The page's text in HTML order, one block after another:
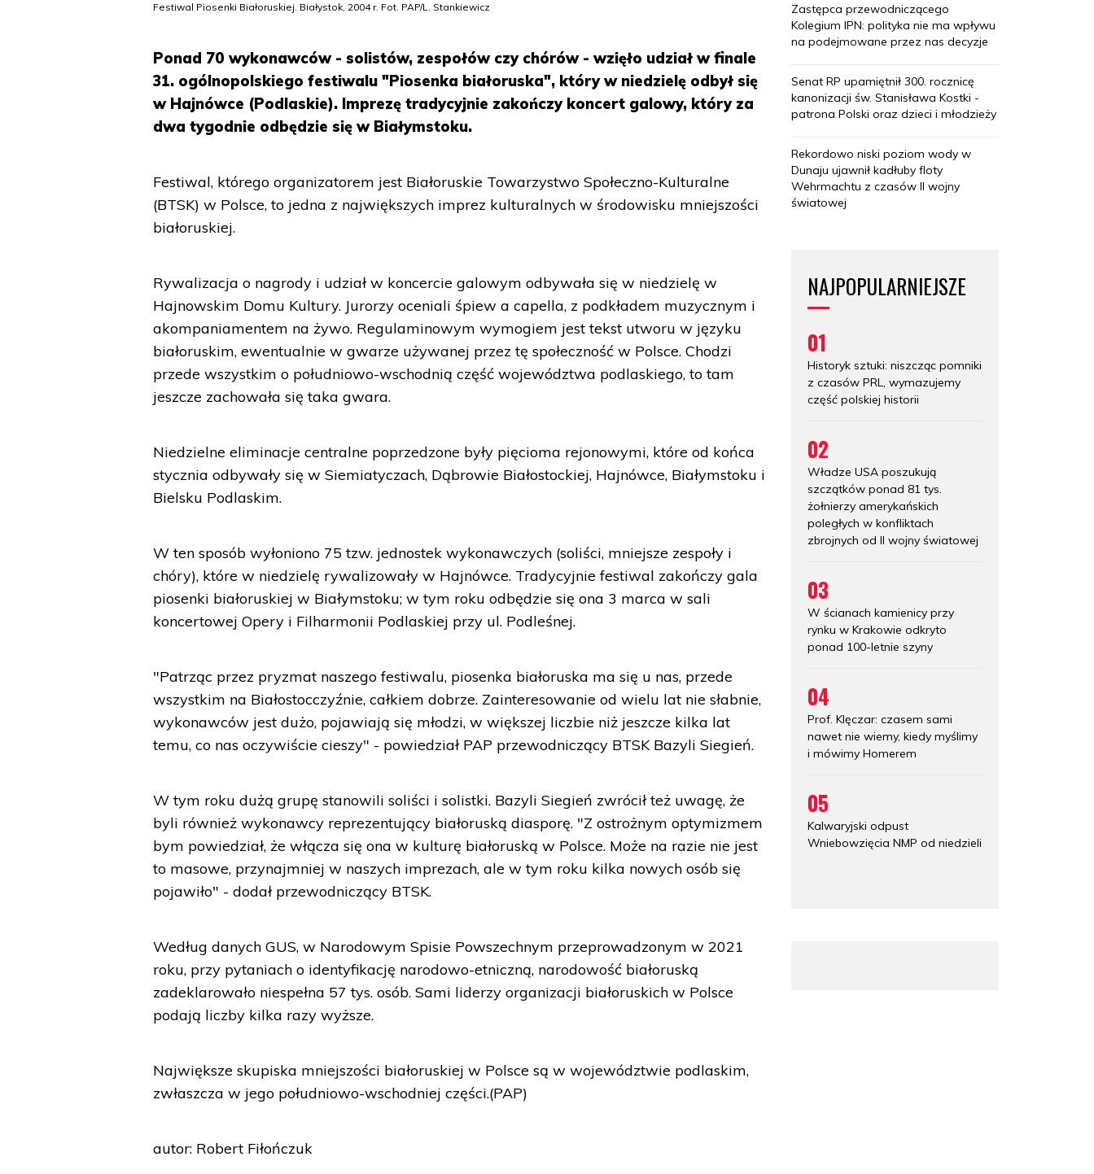
Festiwal Piosenki Białoruskiej. Białystok, 2004 r. Fot. PAP/L. Stankiewicz
Ponad 70 wykonawców - solistów, zespołów czy chórów - wzięło udział w finale
31. ogólnopolskiego festiwalu "Piosenka białoruska", który w niedzielę odbył się
w Hajnówce (Podlaskie). Imprezę tradycyjnie zakończy koncert galowy, który za
dwa tygodnie odbędzie się w Białymstoku.
Festiwal, którego organizatorem jest Białoruskie Towarzystwo Społeczno-Kulturalne
(BTSK) w Polsce, to jedna z największych imprez kulturalnych w środowisku mniejszości
białoruskiej.
Rywalizacja o nagrody i udział w koncercie galowym odbywała się w niedzielę w
Hajnowskim Domu Kultury. Jurorzy oceniali śpiew a capella, z podkładem muzycznym i
akompaniamentem na żywo. Regulaminowym wymogiem jest tekst utworu w języku
białoruskim, ewentualnie w gwarze używanej przez tę społeczność w Polsce. Chodzi
przede wszystkim o południowo-wschodnią część województwa podlaskiego, to tam
jeszcze zachowała się taka gwara.
Niedzielne eliminacje centralne poprzedzone były pięcioma rejonowymi, które od końca
stycznia odbywały się w Siemiatyczach, Dąbrowie Białostockiej, Hajnówce, Białymstoku i
Bielsku Podlaskim.
W ten sposób wyłoniono 75 tzw. jednostek wykonawczych (soliści, mniejsze zespoły i
chóry), które w niedzielę rywalizowały w Hajnówce. Tradycyjnie festiwal zakończy gala
piosenki białoruskiej w Białymstoku; w tym roku odbędzie się ona 3 marca w sali
koncertowej Opery i Filharmonii Podlaskiej przy ul. Podleśnej.
"Patrząc przez pryzmat naszego festiwalu, piosenka białoruska ma się u nas, przede
wszystkim na Białostocczyźnie, całkiem dobrze. Zainteresowanie od wielu lat nie słabnie,
wykonawców jest dużo, pojawiają się młodzi, w większej liczbie niż jeszcze kilka lat
temu, co nas oczywiście cieszy" - powiedział PAP przewodniczący BTSK Bazyli Siegień.
W tym roku dużą grupę stanowili soliści i solistki. Bazyli Siegień zwrócił też uwagę, że
byli również wykonawcy reprezentujący białoruską diasporę. "Z ostrożnym optymizmem
bym powiedział, że włącza się ona w kulturę białoruską w Polsce. Może na razie nie jest
to masowe, przynajmniej w naszych imprezach, ale w tym roku kilka nowych osób się
pojawiło" - dodał przewodniczący BTSK.
Według danych GUS, w Narodowym Spisie Powszechnym przeprowadzonym w 2021
roku, przy pytaniach o identyfikację narodowo-etniczną, narodowość białoruską
zadeklarowało niespełna 57 tys. osób. Sami liderzy organizacji białoruskich w Polsce
podają liczby kilka razy wyższe.
Największe skupiska mniejszości białoruskiej w Polsce są w województwie podlaskim,
zwłaszcza w jego południowo-wschodniej części.(PAP)
autor: Robert Fiłończuk
Zastępca przewodniczącego
Kolegium IPN: polityka nie ma wpływu
na podejmowane przez nas decyzje
Senat RP upamiętnił 300. rocznicę
kanonizacji św. Stanisława Kostki -
patrona Polski oraz dzieci i młodzieży
Rekordowo niski poziom wody w
Dunaju ujawnił kadłuby floty
Wehrmachtu z czasów II wojny
światowej
NAJPOPULARNIEJSZE
01
Historyk sztuki: niszcząc pomniki
z czasów PRL, wymazujemy
część polskiej historii
02
Władze USA poszukują
szczątków ponad 81 tys.
żołnierzy amerykańskich
poległych w konfliktach
zbrojnych od II wojny światowej
03
W ścianach kamienicy przy
rynku w Krakowie odkryto
ponad 100-letnie szyny
04
Prof. Klęczar: czasem sami
nawet nie wiemy, kiedy myślimy
i mówimy Homerem
05
Kalwaryjski odpust
Wniebowzięcia NMP od niedzieli